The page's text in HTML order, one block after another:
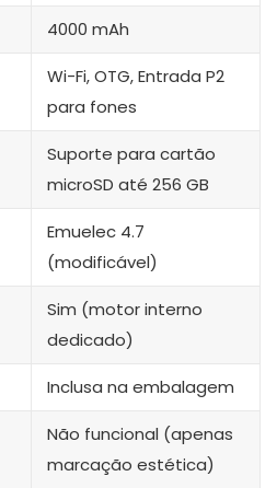
4000 mAh
Wi-Fi, OTG, Entrada P2
para fones
Suporte para cartão
microSD até 256 GB
Emuelec 4.7
(modificável)
Sim (motor interno
dedicado)
Inclusa na embalagem
Não funcional (apenas
marcação estética)